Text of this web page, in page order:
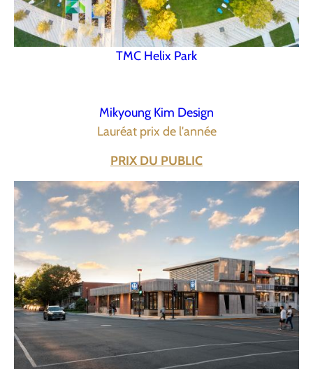
TMC Helix Park
Mikyoung Kim Design
Lauréat prix de l'année
PRIX DU PUBLIC